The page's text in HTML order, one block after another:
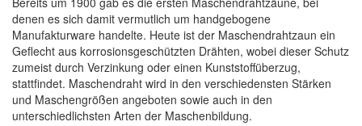
denen es sich damit vermutlich um handgebogene
Manufakturware handelte. Heute ist der Maschendrahtzaun ein
Geflecht aus korrosionsgeschützten Drähten, wobei dieser Schutz
zumeist durch Verzinkung oder einen Kunststoffüberzug,
stattfindet. Maschendraht wird in den verschiedensten Stärken
und Maschengrößen angeboten sowie auch in den
unterschiedlichsten Arten der Maschenbildung.